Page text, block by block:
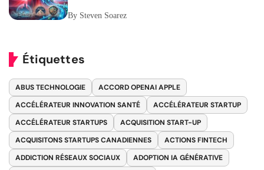
Publicitaires
By Steven Soarez
Étiquettes
ABUS TECHNOLOGIE
ACCORD OPENAI APPLE
ACCÉLÉRATEUR INNOVATION SANTÉ
ACCÉLÉRATEUR STARTUP
ACCÉLÉRATEUR STARTUPS
ACQUISITION START-UP
ACQUISITONS STARTUPS CANADIENNES
ACTIONS FINTECH
ADDICTION RÉSEAUX SOCIAUX
ADOPTION IA GÉNÉRATIVE